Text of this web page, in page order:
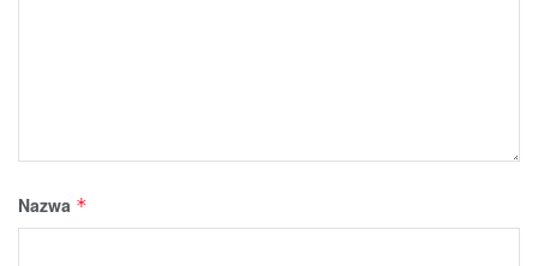
Nazwa *